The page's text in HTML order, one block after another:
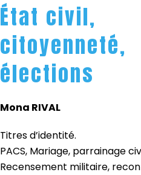
État civil,
citoyenneté,
élections
Mona RIVAL
Titres d’identité.
PACS, Mariage, parrainage
Recensement militaire,